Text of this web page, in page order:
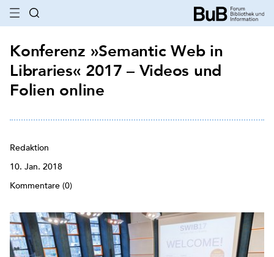
Konferenz »Semantic Web in
Libraries« 2017 – Videos und
Folien online
Redaktion
10. Jan. 2018
Kommentare (0)